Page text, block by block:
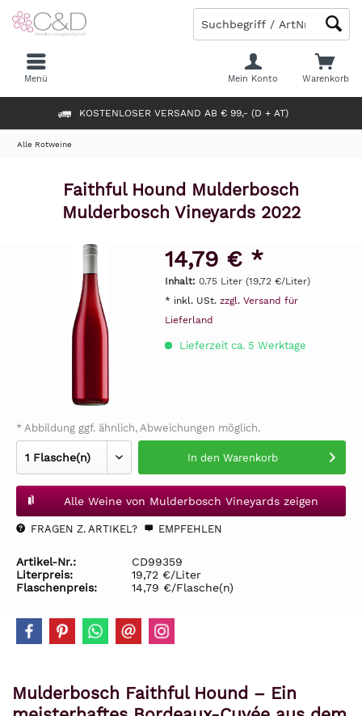
KOSTENLOSER VERSAND AB € 99,- (D + AT)
Warenkorb
Mein Konto
Menü
Alle Rotweine
Faithful Hound Mulderbosch
Mulderbosch Vineyards 2022
14,79 € *
Inhalt: 0.75 Liter (19,72 €/Liter)
* inkl. USt. zzgl. Versand für
Lieferland
Lieferzeit ca. 5 Werktage
* Abbildung ggf. ähnlich, Abweichungen möglich.
In den Warenkorb
Alle Weine von Mulderbosch Vineyards zeigen
FRAGEN Z. ARTIKEL? EMPFEHLEN
Artikel-Nr.:
CD99359
Literpreis:
19,72 €/Liter
Flaschenpreis:
14,79 €/Flasche(n)
Mulderbosch Faithful Hound – Ein